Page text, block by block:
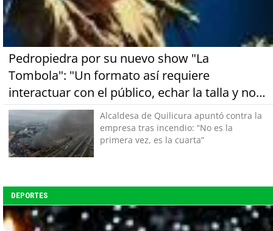
Pedropiedra por su nuevo show "La
Tombola": "Un formato así requiere
interactuar con el público, echar la talla y no
tener miedo a equivocarse"Alcaldesa de Quilicura apuntó contra la
empresa tras incendio: “No es la
primera vez, es la cuarta”
DEPORTES